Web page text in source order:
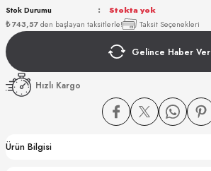
₺ 743,57den başlayan taksitlerle! Taksit Seçenekleri
Stok Durumu
Stokta yok
Gelince Haber Ver
Hızlı Kargo
Ürün Bilgisi